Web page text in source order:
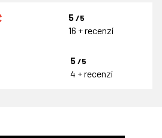
5/5
16 + recenzí
5/5
4 + recenzí